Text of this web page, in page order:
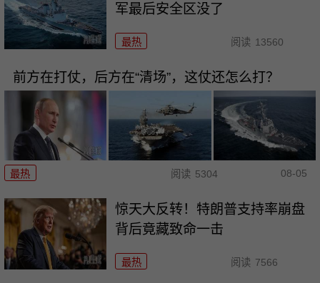
军最后安全区没了
最热 阅读 13560
前方在打仗，后方在“清场”，这仗还怎么打？
最热 阅读 5304 08-05
惊天大反转！特朗普支持率崩盘
背后竟藏致命一击
最热 阅读 7566